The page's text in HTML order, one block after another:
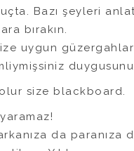
Bazı şeyleri
bırakın.
uygun
size blackboard.
da paranıza